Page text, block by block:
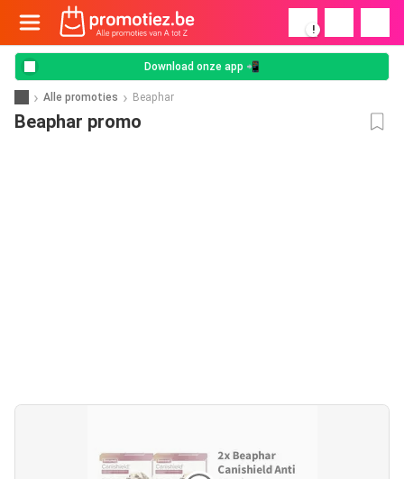
!
Download onze app 📲
Alle promoties Beaphar
Beaphar promo